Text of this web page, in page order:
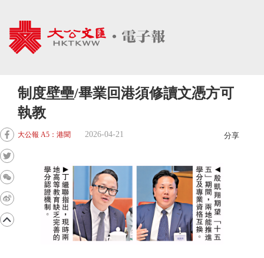
制度壁壘/畢業回港須修讀文憑方可
執教
大公報 A5：港聞 2026-04-21 分享